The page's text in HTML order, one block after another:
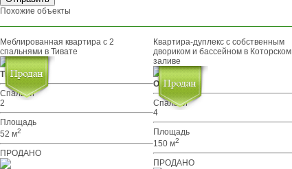
Похожие объекты
Меблированная квартира с 2
спальнями в Тивате
Тиват
Спальни
2
Площадь
52 м2
ПРОДАНО
Квартира-дуплекс с собственным
двориком и бассейном в Которском
заливе
Ораховац
Спальни
4
Площадь
150 м2
ПРОДАНО